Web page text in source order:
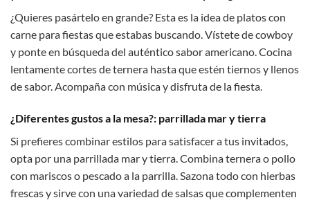
¿Quieres pasártelo en grande? Esta es la idea de platos con
carne para fiestas que estabas buscando. Vístete de cowboy
y ponte en búsqueda del auténtico sabor americano. Cocina
lentamente cortes de ternera hasta que estén tiernos y llenos
de sabor. Acompaña con música y disfruta de la fiesta.
¿Diferentes gustos a la mesa?: parrillada mar y tierra
Si prefieres combinar estilos para satisfacer a tus invitados,
opta por una parrillada mar y tierra. Combina ternera o pollo
con mariscos o pescado a la parrilla. Sazona todo con hierbas
frescas y sirve con una variedad de salsas que complementen